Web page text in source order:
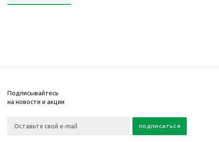
Подписывайтесь
на новости и акции